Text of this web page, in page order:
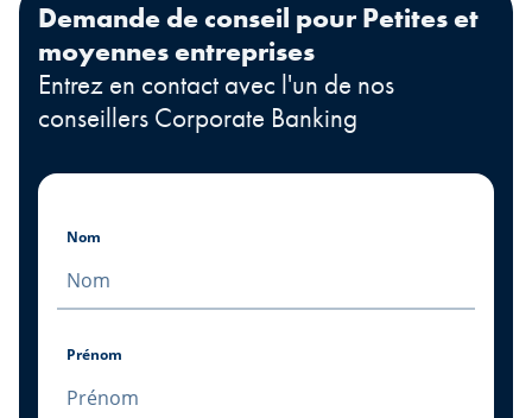
Demande de conseil pour Petites et
moyennes entreprises
Entrez en contact avec l'un de nos
conseillers Corporate Banking
Nom
Prénom